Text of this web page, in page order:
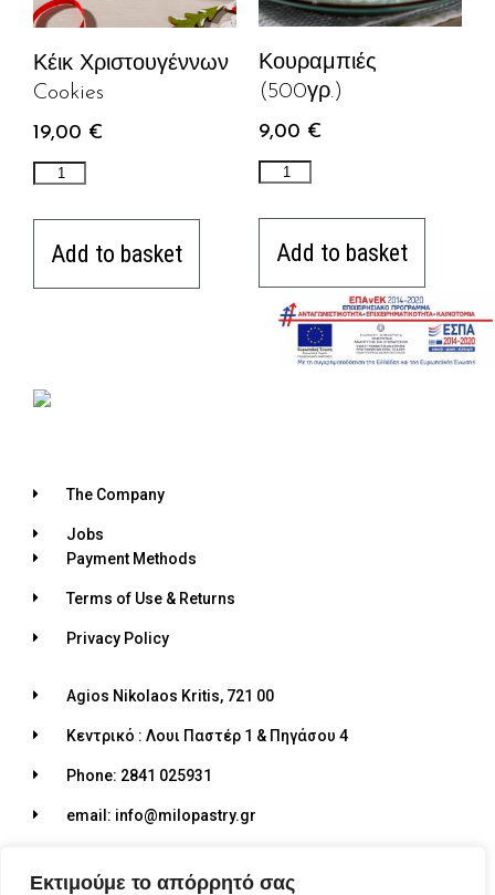
Εκτιμούμε το απόρρητό σας
Κέικ Χριστουγέννων
Cookies
19,00 €
Add to basket
Κουραμπιές
(500γρ.)
9,00 €
Add to basket
The Company
Jobs
Payment Methods
Terms of Use & Returns
Privacy Policy
Agios Nikolaos Kritis, 721 00
Κεντρικό : Λουι Παστέρ 1 & Πηγάσου 4
Phone: 2841 025931
email: info@milopastry.gr